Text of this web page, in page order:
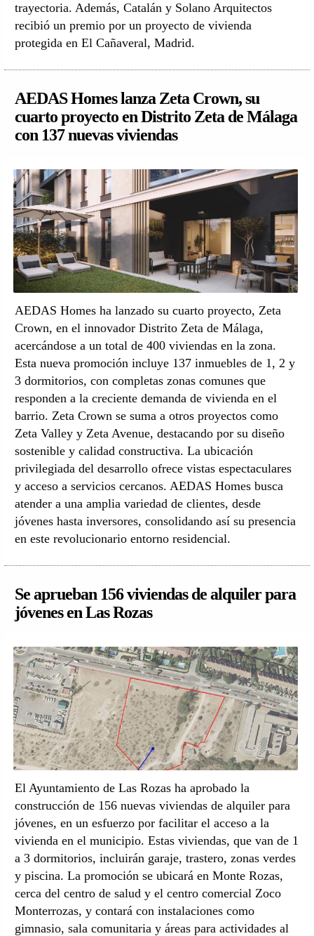
trayectoria. Además, Catalán y Solano Arquitectos
recibió un premio por un proyecto de vivienda
protegida en El Cañaveral, Madrid.
AEDAS Homes lanza Zeta Crown, su
cuarto proyecto en Distrito Zeta de Málaga
con 137 nuevas viviendas
AEDAS Homes ha lanzado su cuarto proyecto, Zeta
Crown, en el innovador Distrito Zeta de Málaga,
acercándose a un total de 400 viviendas en la zona.
Esta nueva promoción incluye 137 inmuebles de 1, 2 y
3 dormitorios, con completas zonas comunes que
responden a la creciente demanda de vivienda en el
barrio. Zeta Crown se suma a otros proyectos como
Zeta Valley y Zeta Avenue, destacando por su diseño
sostenible y calidad constructiva. La ubicación
privilegiada del desarrollo ofrece vistas espectaculares
y acceso a servicios cercanos. AEDAS Homes busca
atender a una amplia variedad de clientes, desde
jóvenes hasta inversores, consolidando así su presencia
en este revolucionario entorno residencial.
Se aprueban 156 viviendas de alquiler para
jóvenes en Las Rozas
El Ayuntamiento de Las Rozas ha aprobado la
construcción de 156 nuevas viviendas de alquiler para
jóvenes, en un esfuerzo por facilitar el acceso a la
vivienda en el municipio. Estas viviendas, que van de 1
a 3 dormitorios, incluirán garaje, trastero, zonas verdes
y piscina. La promoción se ubicará en Monte Rozas,
cerca del centro de salud y el centro comercial Zoco
Monterrozas, y contará con instalaciones como
gimnasio, sala comunitaria y áreas para actividades al